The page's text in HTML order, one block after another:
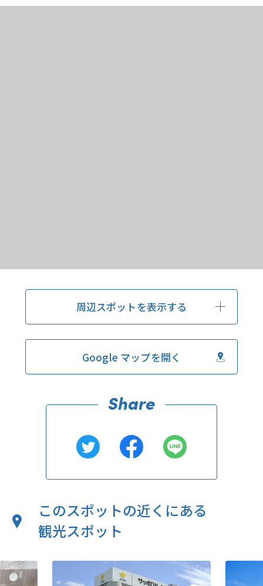
周辺スポットを表示する
Google マップを開く
このスポットの近くにある
観光スポット